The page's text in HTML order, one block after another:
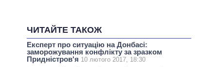
ЧИТАЙТЕ ТАКОЖ
Експерт про ситуацію на Донбасі:
заморожування конфлікту за зразком
Придністров'я 10 лютого 2017, 18:30